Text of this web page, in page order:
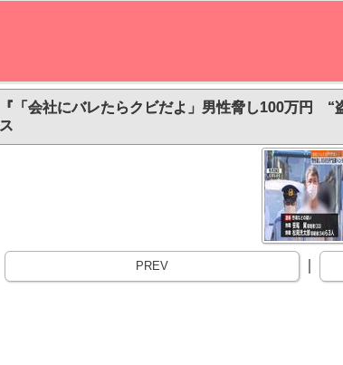
『「会社にバレたらクビだよ」男性脅し100万円 “
ス
PREV